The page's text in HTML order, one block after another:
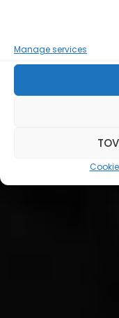
Manage services
DETAILS